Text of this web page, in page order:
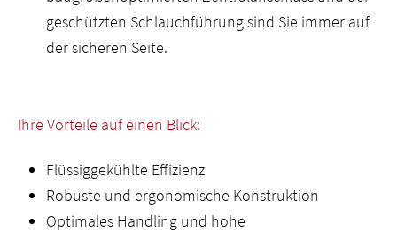
geschützten Schlauchführung sind Sie immer auf
der sicheren Seite.
Ihre Vorteile auf einen Blick:
Flüssiggekühlte Effizienz
Robuste und ergonomische Konstruktion
Optimales Handling und hohe